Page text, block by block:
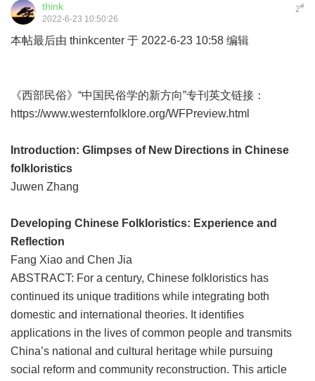
2#
think
2022-6-23 10:50:26
本帖最后由 thinkcenter 于 2022-6-23 10:58 编辑
《西部民俗》“中国民俗学的新方向”专刊英文链接：
https://www.westernfolklore.org/WFPreview.html
Introduction: Glimpses of New Directions in Chinese
folkloristics
Juwen Zhang
Developing Chinese Folkloristics: Experience and
Reflection
Fang Xiao and Chen Jia
ABSTRACT: For a century, Chinese folkloristics has
continued its unique traditions while integrating both
domestic and international theories. It identifies
applications in the lives of common people and transmits
China’s national and cultural heritage while pursuing
social reform and community reconstruction. This article